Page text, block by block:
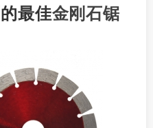
最佳金刚石锯